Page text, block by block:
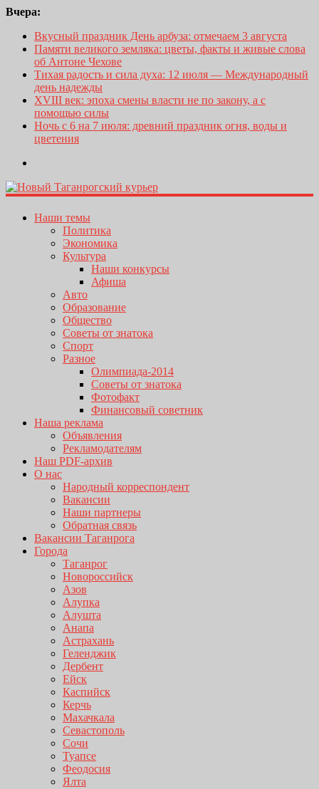
Вчера:
Вкусный праздник День арбуза: отмечаем 3 августа
Памяти великого земляка: цветы, факты и живые слова
об Антоне Чехове
Тихая радость и сила духа: 12 июля — Международный
день надежды
XVIII век: эпоха смены власти не по закону, а с
помощью силы
Ночь с 6 на 7 июля: древний праздник огня, воды и
цветения
Наши темы
Политика
Экономика
Культура
Наши конкурсы
Афиша
Авто
Образование
Общество
Советы от знатока
Спорт
Разное
Олимпиада-2014
Советы от знатока
Фотофакт
Финансовый советник
Наша реклама
Объявления
Рекламодателям
Наш PDF-архив
О нас
Народный корреспондент
Вакансии
Наши партнеры
Обратная связь
Вакансии Таганрога
Города
Таганрог
Новороссийск
Азов
Алупка
Алушта
Анапа
Астрахань
Геленджик
Дербент
Ейск
Каспийск
Керчь
Махачкала
Севастополь
Сочи
Туапсе
Феодосия
Ялта